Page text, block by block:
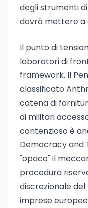
degli strumenti
dovrà mettere a
Il punto di
laboratori di
framework. Il
classificato
catena di
ai militari
contenzioso è
Democracy and
"opaco" il
procedura
discrezionale
imprese